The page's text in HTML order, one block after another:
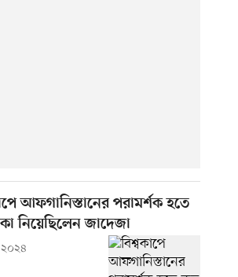
আফগানিস্তানের পরামর্শক হতে
নিয়েছিলেন জাদেজা